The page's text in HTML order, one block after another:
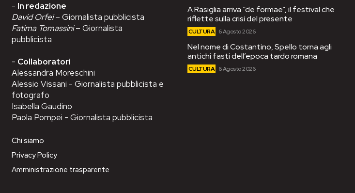
- In redazione
David Orfei– Giornalista pubblicista
Fatima Tomassini– Giornalista
pubblicista
- Collaboratori
Alessandra Moreschini
Alessio Vissani - Giornalista pubblicista e
fotografo
Isabella Gaudino
Paola Pompei - Giornalista pubblicista
Chi siamo
Privacy Policy
Amministrazione trasparente
A Rasiglia arriva “de formae”, il festival che
riflette sulla crisi del presente
CULTURA 6 Agosto 2026
Nel nome di Costantino, Spello torna agli
antichi fasti dell’epoca tardo romana
CULTURA 6 Agosto 2026